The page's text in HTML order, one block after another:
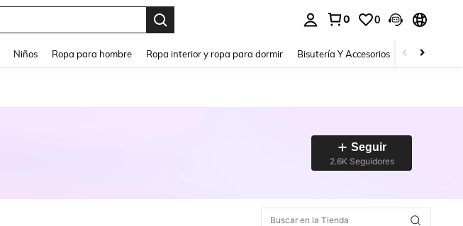
0 0
Niños Ropa para hombre Ropa interior y ropa para dormir Bisutería Y Accesorios Zapatos
Seguir
2.6K Seguidores